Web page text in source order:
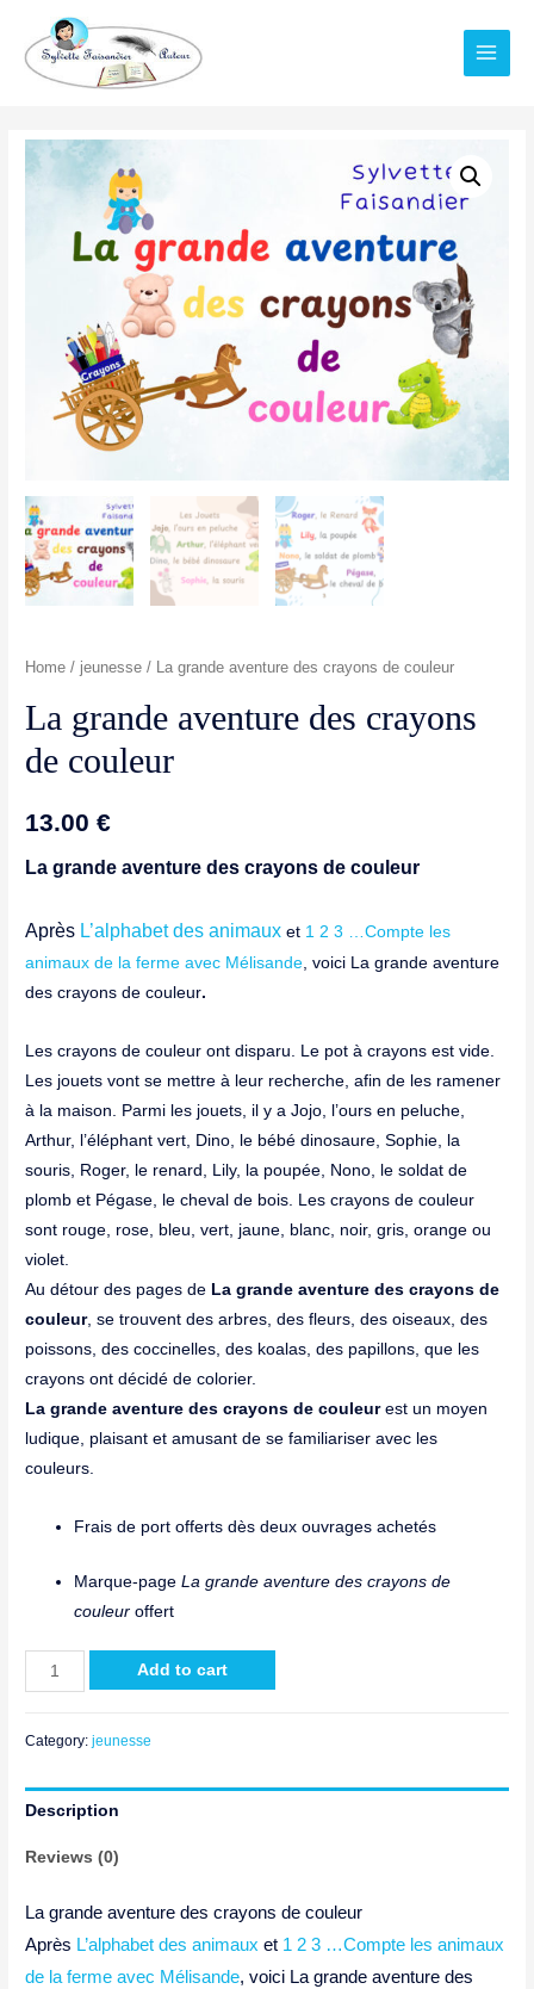
Main
Home / jeunesse / La grande aventure des crayons de couleur
La grande aventure des crayons
de couleur
13.00€
La grande aventure des crayons de couleur
Après L’alphabet des animauxet 1 2 3 …Compte les
animaux de la ferme avec Mélisande, voici La grande aventure
des crayons de couleur.
Les crayons de couleur ont disparu. Le pot à crayons est vide.
Les jouets vont se mettre à leur recherche, afin de les ramener
à la maison. Parmi les jouets, il y a Jojo, l’ours en peluche,
Arthur, l’éléphant vert, Dino, le bébé dinosaure, Sophie, la
souris, Roger, le renard, Lily, la poupée, Nono, le soldat de
plomb et Pégase, le cheval de bois. Les crayons de couleur
sont rouge, rose, bleu, vert, jaune, blanc, noir, gris, orange ou
violet.
Au détour des pages de La grande aventure des crayons de
couleur, se trouvent des arbres, des fleurs, des oiseaux, des
poissons, des coccinelles, des koalas, des papillons, que les
crayons ont décidé de colorier.
La grande aventure des crayons de couleurest un moyen
ludique, plaisant et amusant de se familiariser avec les
couleurs.
Frais de port offerts dès deux ouvrages achetés
Marque-pageLa grande aventure des crayons de
couleuroffert
grande
crayons
de
Add to cart
Category:jeunesse
Description
Reviews (0)
La grande aventure des crayons de couleur
Après L’alphabet des animauxet 1 2 3 …Compte les animaux
de la ferme avec Mélisande, voici La grande aventure des